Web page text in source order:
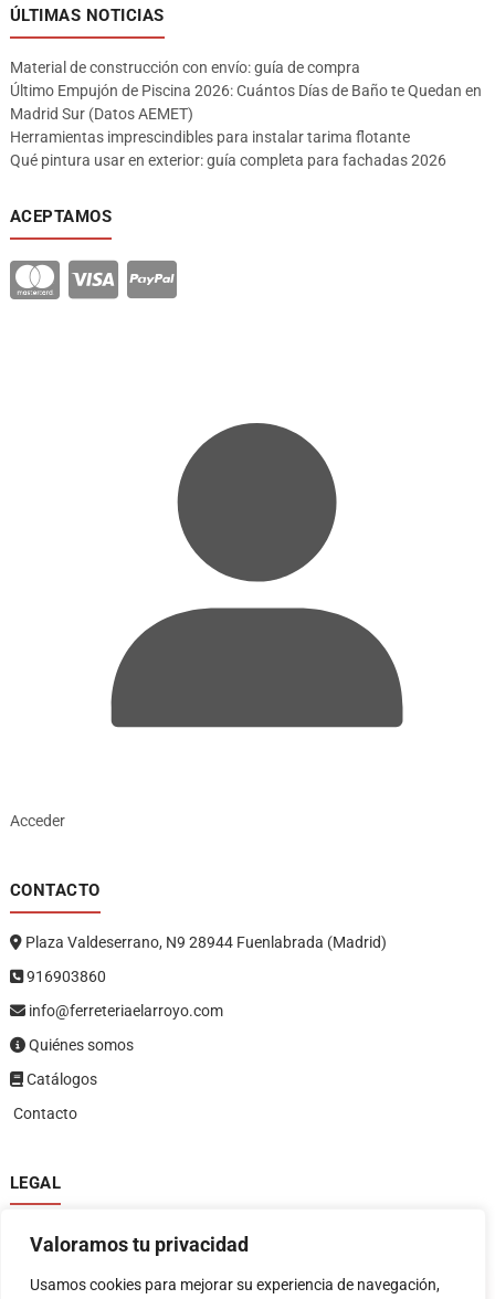
Valoramos tu privacidad
Usamos cookies para mejorar su experiencia de navegación,
ÚLTIMAS NOTICIAS
Material de construcción con envío: guía de compra
Último Empujón de Piscina 2026: Cuántos Días de Baño te Quedan en
Madrid Sur (Datos AEMET)
Herramientas imprescindibles para instalar tarima flotante
Qué pintura usar en exterior: guía completa para fachadas 2026
ACEPTAMOS
Acceder
CONTACTO
Plaza Valdeserrano, N9 28944 Fuenlabrada (Madrid)
916903860
info@ferreteriaelarroyo.com
Quiénes somos
Catálogos
Contacto
LEGAL
Política de privacidad
Política de devoluciones y reembolsos
Términos y condiciones